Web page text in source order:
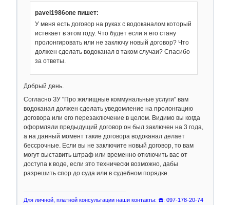
pavel1986one пишет:
У меня есть договор на руках с водоканалом который
истекает в этом году. Что будет если я его стану
пролонгировать или не заключу новый договор? Что
должен сделать водоканал в таком случаи? Спасибо
за ответы.
Добрый день.
Согласно ЗУ "Про жилищные коммунальные услуги" вам
водоканал должен сделать уведомление на пролонгацию
договора или его перезаключение в целом. Видимо вы когда
оформляли предыдущий договор он был заключен на 3 года,
а на данный момент такие договора водоканал делает
бессрочные. Если вы не заключите новый договор, то вам
могут выставить штраф или временно отключить вас от
доступа к воде, если это технически возможно, дабы
разрешить спор до суда или в судебном порядке.
Для личной, платной консультации наши контакты: ☎️: 097-178-20-74